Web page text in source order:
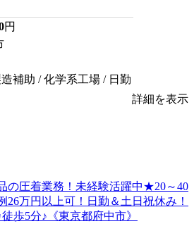
円
補助 / 化学系工場 / 日勤
詳細を表示